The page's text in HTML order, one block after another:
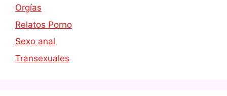
Orgías
Relatos Porno
Sexo anal
Transexuales